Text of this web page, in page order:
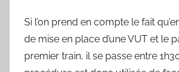
Si l’on prend en compte le fait
de mise en place d’une VUT et le
premier train, il se passe entre